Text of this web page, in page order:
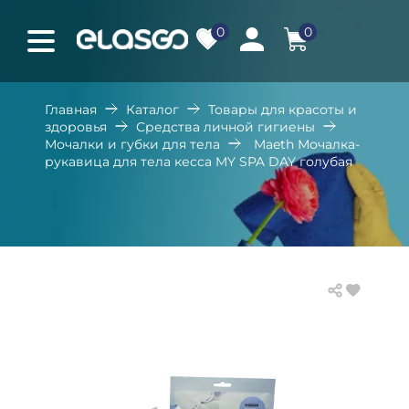
0 0
Главная Каталог
Товары для красоты и
здоровья
Средства личной гигиены
Мочалки и губки для тела
Maeth Мочалка-
рукавица для тела кесса MY SPA DAY голубая